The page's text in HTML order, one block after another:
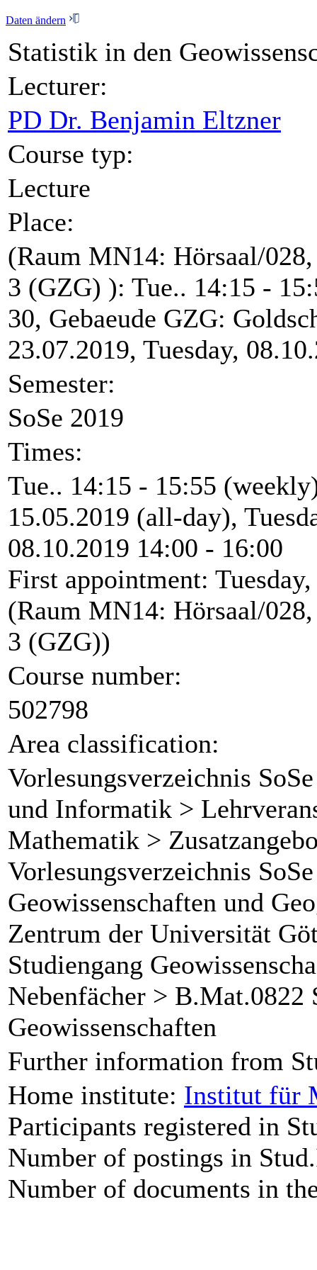
Daten ändern
Statistik in den
Lecturer:
PD Dr. Benjamin Eltzner
Course typ:
Lecture
Place:
(Raum MN14: Hörsaal/
3 (GZG) ): Tue.. 14:15 -
30, Gebaeude GZG:
23.07.2019, Tuesday,
Semester:
SoSe 2019
Times:
Tue.. 14:15 - 15:55
15.05.2019 (all-day),
08.10.2019 14:00 - 16:00
First appointment:
(Raum MN14: Hörsaal/
3 (GZG))
Course number:
502798
Area classification:
Vorlesungsverzeichnis
und Informatik >
Mathematik >
Vorlesungsverzeichnis
Geowissenschaften und
Zentrum der Universität
Studiengang
Nebenfächer >
Geowissenschaften
Further information from
Home institute: Institut für
Participants registered in
Number of postings in
Number of documents in